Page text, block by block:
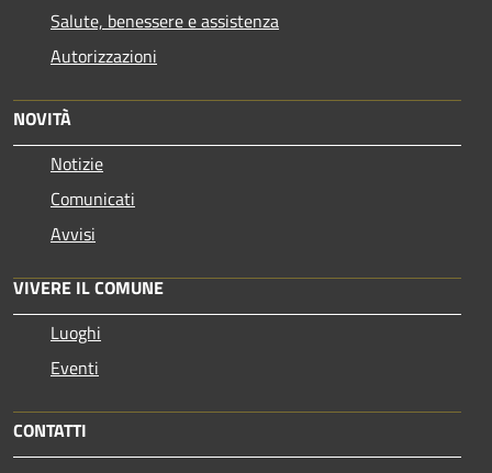
Salute, benessere e assistenza
Autorizzazioni
NOVITÀ
Notizie
Comunicati
Avvisi
VIVERE IL COMUNE
Luoghi
Eventi
CONTATTI